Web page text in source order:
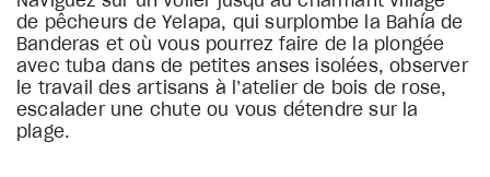
de pêcheurs de Yelapa, qui surplombe la Bahía de
Banderas et où vous pourrez faire de la plongée
avec tuba dans de petites anses isolées, observer
le travail des artisans à l’atelier de bois de rose,
escalader une chute ou vous détendre sur la
plage.